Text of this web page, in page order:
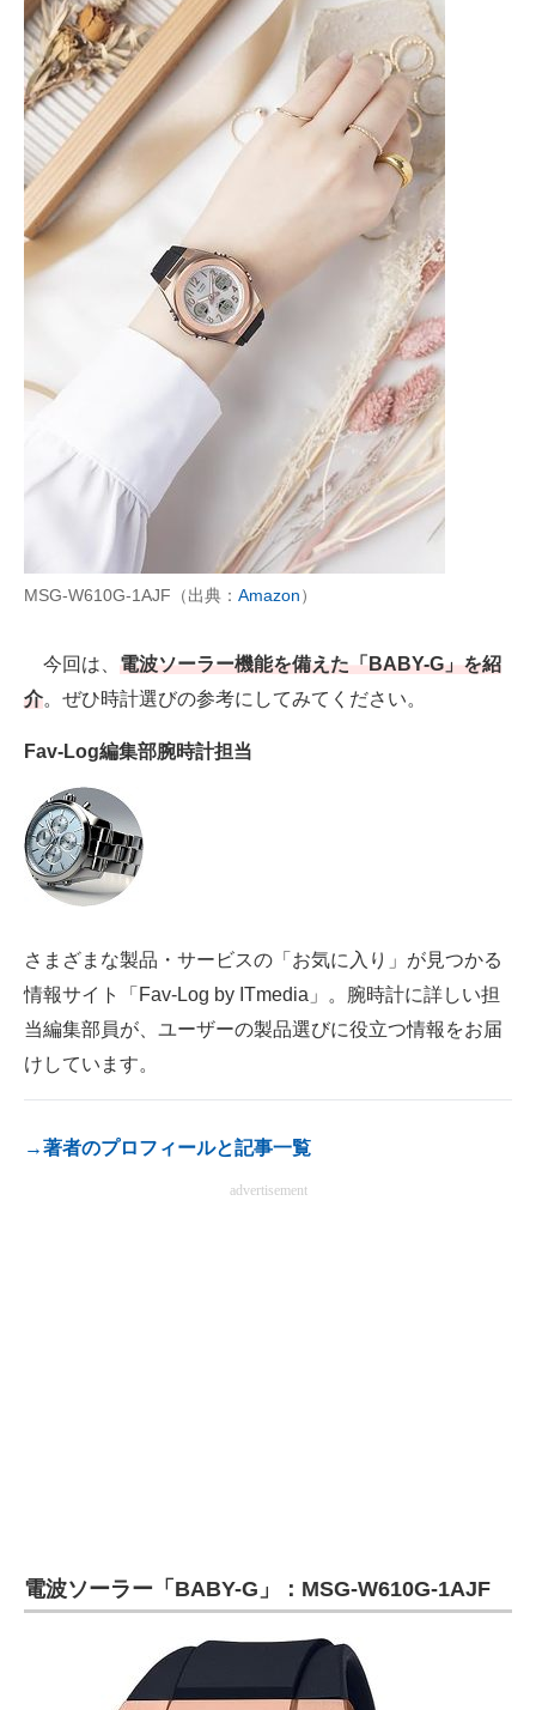
ITの今と未来を見通す
スマホと通信の最新トレンド
進化するPCとデバイスの未来
好きが集まる 比べて選べる
ビジネスと働き方のヒント
AI活用のいまが分かる
企業ITのトレンドを詳説
経営リーダーのコミュニティ
マーケ×ITの今がよく分かる
ITエンジニア向け専門サイト
企業向けIT製品の総合サイト
IT製品の技術・比較・事例
モノづくり技術者専門サイト
エネルギーの専門メディア
建設×テクノロジーの最前線
MSG-W610G-1AJF（出典： Amazon）
今回は、 電波ソーラー機能を備えた「BABY-G」を紹
介。ぜひ時計選びの参考にしてみてください。
Fav-Log編集部腕時計担当
さまざまな製品・サービスの「お気に入り」が見つかる
情報サイト「Fav-Log by ITmedia」。腕時計に詳しい担
当編集部員が、ユーザーの製品選びに役立つ情報をお届
けしています。
→著者のプロフィールと記事一覧
advertisement
電波ソーラー「BABY-G」：MSG-W610G-1AJF